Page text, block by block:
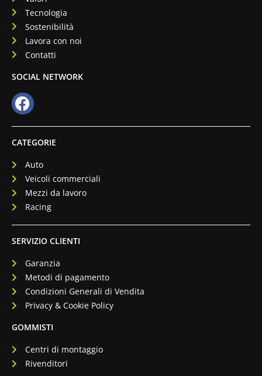
CATEGORIE
Auto
Veicoli commerciali
Mezzi da lavoro
Racing
Tecnologia
Sostenibilità
Lavora con noi
Contatti
SOCIAL NETWORK
SERVIZIO CLIENTI
Garanzia
Metodi di pagamento
Condizioni Generali di Vendita
Privacy & Cookie Policy
GOMMISTI
Centri di montaggio
Rivenditori